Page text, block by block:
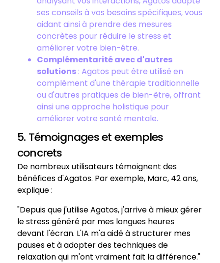
ses conseils à vos besoins spécifiques, vous
aidant ainsi à prendre des mesures
concrètes pour réduire le stress et
améliorer votre bien-être.
Complémentarité avec d'autres
solutions : Agatos peut être utilisé en
complément d'une thérapie traditionnelle
ou d'autres pratiques de bien-être, offrant
ainsi une approche holistique pour
améliorer votre santé mentale.
5. Témoignages et exemples
concrets
De nombreux utilisateurs témoignent des
bénéfices d'Agatos. Par exemple, Marc, 42 ans,
explique :
"Depuis que j'utilise Agatos, j'arrive à mieux gérer
le stress généré par mes longues heures
devant l'écran. L'IA m'a aidé à structurer mes
pauses et à adopter des techniques de
relaxation qui m'ont vraiment fait la différence."